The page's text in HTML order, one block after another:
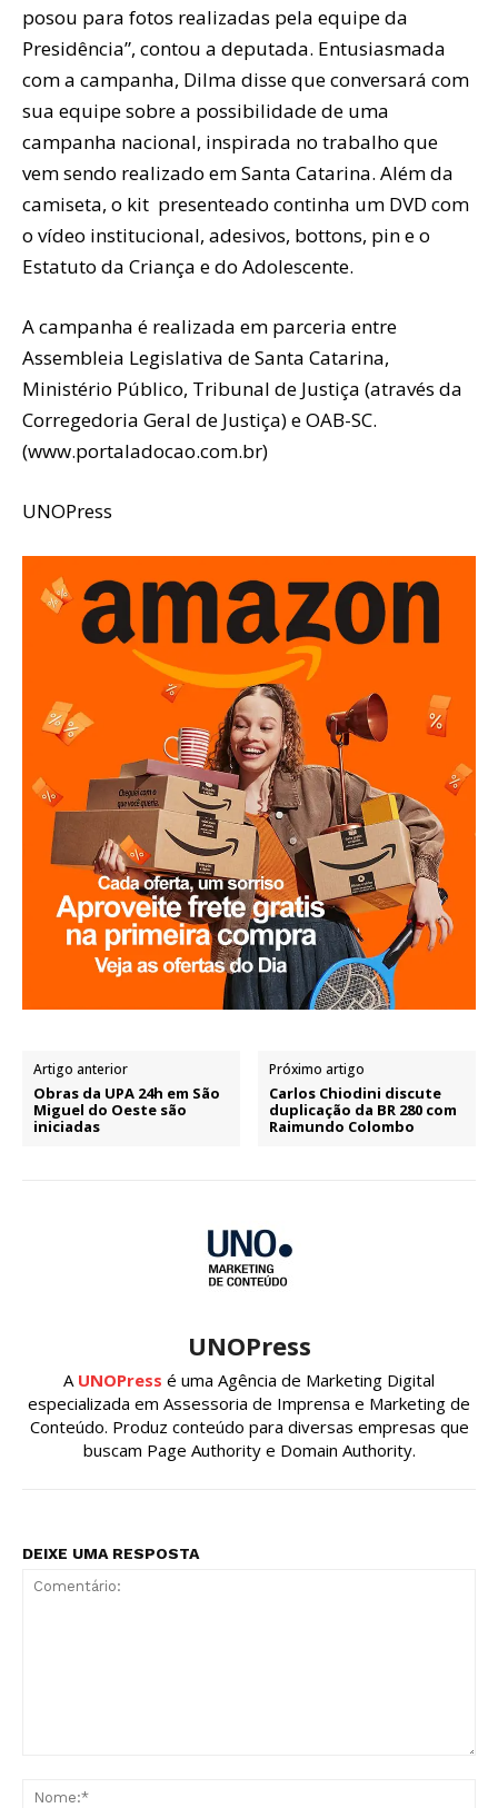
posou para fotos realizadas pela equipe da
Presidência”, contou a deputada. Entusiasmada
com a campanha, Dilma disse que conversará com
sua equipe sobre a possibilidade de uma
campanha nacional, inspirada no trabalho que
vem sendo realizado em Santa Catarina. Além da
camiseta, o kit presenteado continha um DVD com
o vídeo institucional, adesivos, bottons, pin e o
Estatuto da Criança e do Adolescente.
A campanha é realizada em parceria entre
Assembleia Legislativa de Santa Catarina,
Ministério Público, Tribunal de Justiça (através da
Corregedoria Geral de Justiça) e OAB-SC.
(www.portaladocao.com.br)
UNOPress
Artigo anterior
Obras da UPA 24h em São
Miguel do Oeste são
iniciadas
Próximo artigo
Carlos Chiodini discute
duplicação da BR 280 com
Raimundo Colombo
UNOPress
A UNOPress é uma Agência de Marketing Digital
especializada em Assessoria de Imprensa e Marketing de
Conteúdo. Produz conteúdo para diversas empresas que
buscam Page Authority e Domain Authority.
DEIXE UMA RESPOSTA